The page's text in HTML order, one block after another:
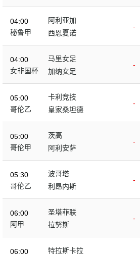
04:00
秘鲁甲
阿利亚加
-
西恩夏诺
04:00
女非国杯
马里女足
-
加纳女足
05:00
哥伦乙
卡利竞技
-
皇家桑坦德
05:00
哥伦甲
茨高
-
阿利安萨
05:30
哥伦乙
波哥塔
-
利昂内斯
06:00
阿甲
圣塔菲联
-
拉努斯
06:00 特拉斯卡拉